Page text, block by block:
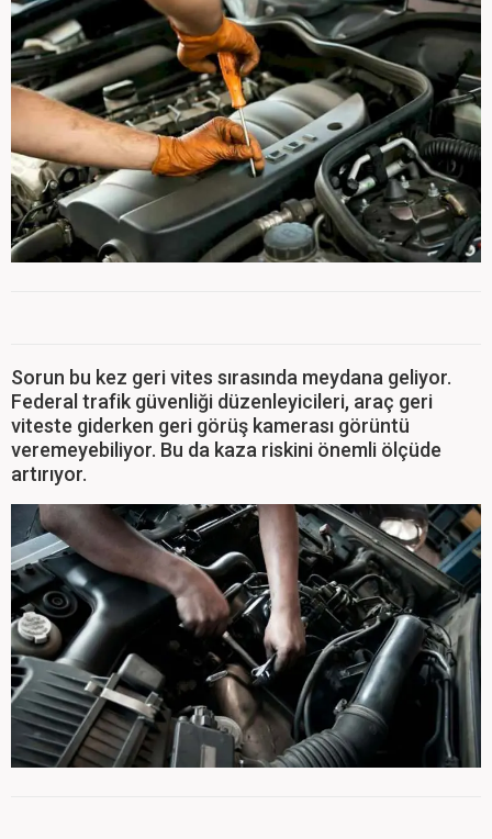
Sorun bu kez geri vites sırasında meydana geliyor.
Federal trafik güvenliği düzenleyicileri, araç geri
viteste giderken geri görüş kamerası görüntü
veremeyebiliyor. Bu da kaza riskini önemli ölçüde
artırıyor.